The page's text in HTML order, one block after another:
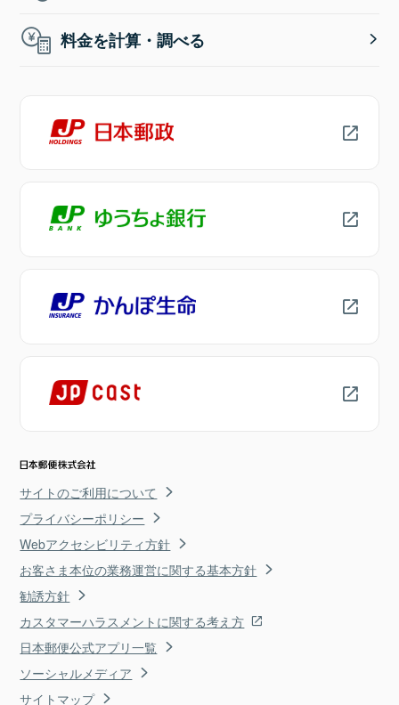
料金を計算・調べる
サイトのご利用について
プライバシーポリシー
Webアクセシビリティ方針
お客さま本位の業務運営に関する基本方針
勧誘方針
カスタマーハラスメントに関する考え方
日本郵便公式アプリ一覧
ソーシャルメディア
サイトマップ